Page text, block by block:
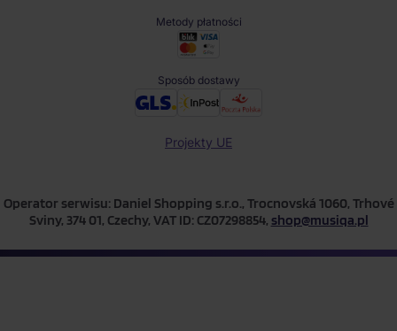
Metody płatności
Sposób dostawy
Projekty UE
Operator serwisu: Daniel Shopping s.r.o., Trocnovská 1060, Trhové
Sviny, 374 01, Czechy, VAT ID: CZ07298854, shop@musiqa.pl